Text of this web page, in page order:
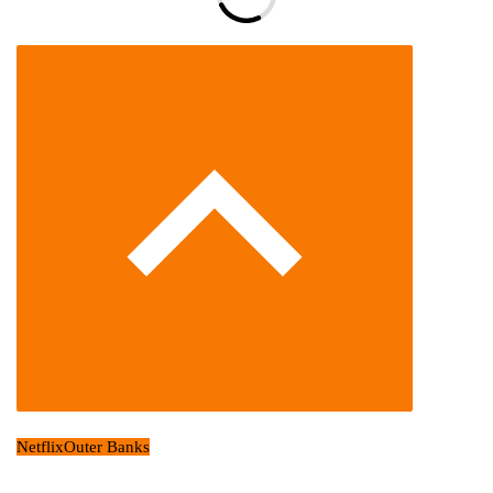
NetflixOuter Banks